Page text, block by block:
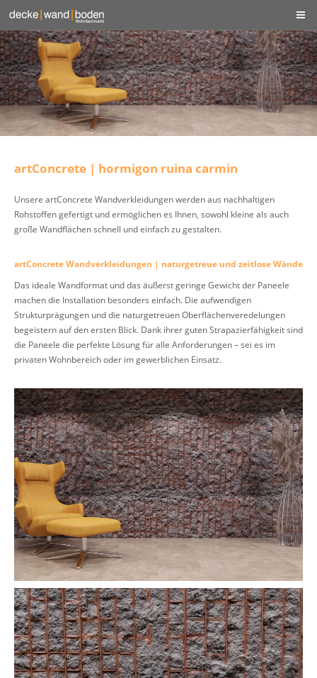
artConcrete | hormigon ruina carmin
Unsere artConcrete Wandverkleidungen werden aus nachhaltigen
Rohstoffen gefertigt und ermöglichen es Ihnen, sowohl kleine als auch
große Wandflächen schnell und einfach zu gestalten.
artConcrete Wandverkleidungen | naturgetreue und zeitlose Wände
Das ideale Wandformat und das äußerst geringe Gewicht der Paneele
machen die Installation besonders einfach. Die aufwendigen
Strukturprägungen und die naturgetreuen Oberflächenveredelungen
begeistern auf den ersten Blick. Dank ihrer guten Strapazierfähigkeit sind
die Paneele die perfekte Lösung für alle Anforderungen – sei es im
privaten Wohnbereich oder im gewerblichen Einsatz.